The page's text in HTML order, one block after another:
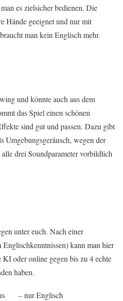
es zielsicher bedienen. Die
Hände geeignet und nur mit
man kein Englisch mehr.
und könnte auch aus dem
das Spiel einen schönen
sind gut und passen. Dazu gibt
Umgebungsgeräusch, wegen der
drei Soundparameter vorbildlich
unter euch. Nach einer
kann man hier
KI oder online gegen bis zu 4 echte
haben.
– nur Englisch